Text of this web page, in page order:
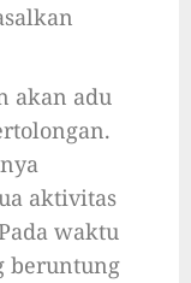
akan adu
aktivitas
waktu
beruntung